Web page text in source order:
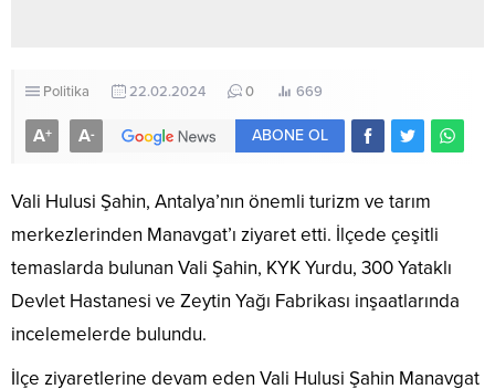
Politika 22.02.2024 0 669
A+ A- ABONE OL
Vali Hulusi Şahin, Antalya’nın önemli turizm ve tarım
merkezlerinden Manavgat’ı ziyaret etti. İlçede çeşitli
temaslarda bulunan Vali Şahin, KYK Yurdu, 300 Yataklı
Devlet Hastanesi ve Zeytin Yağı Fabrikası inşaatlarında
incelemelerde bulundu.
İlçe ziyaretlerine devam eden Vali Hulusi Şahin Manavgat